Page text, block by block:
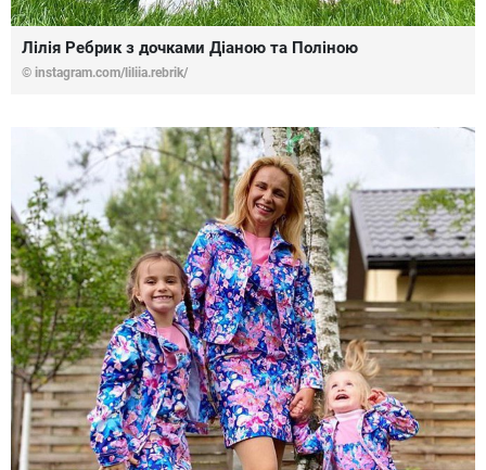
Лілія Ребрик з дочками Діаною та Поліною
© instagram.com/liliia.rebrik/